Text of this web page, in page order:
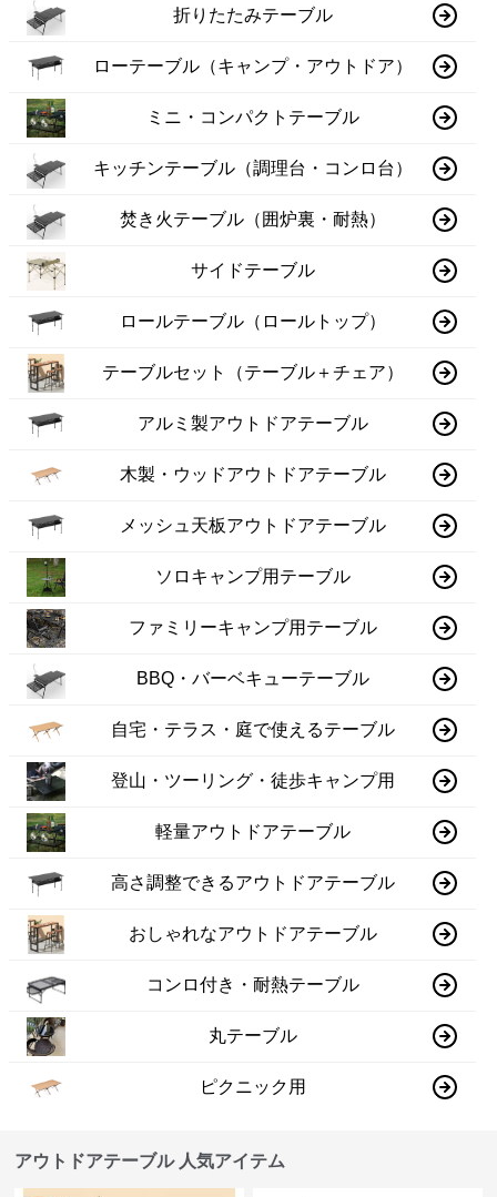
折りたたみテーブル
ローテーブル（キャンプ・アウトドア）
ミニ・コンパクトテーブル
キッチンテーブル（調理台・コンロ台）
焚き火テーブル（囲炉裏・耐熱）
サイドテーブル
ロールテーブル（ロールトップ）
テーブルセット（テーブル＋チェア）
アルミ製アウトドアテーブル
木製・ウッドアウトドアテーブル
メッシュ天板アウトドアテーブル
ソロキャンプ用テーブル
ファミリーキャンプ用テーブル
BBQ・バーベキューテーブル
自宅・テラス・庭で使えるテーブル
登山・ツーリング・徒歩キャンプ用
軽量アウトドアテーブル
高さ調整できるアウトドアテーブル
おしゃれなアウトドアテーブル
コンロ付き・耐熱テーブル
丸テーブル
ピクニック用
アウトドアテーブル 人気アイテム